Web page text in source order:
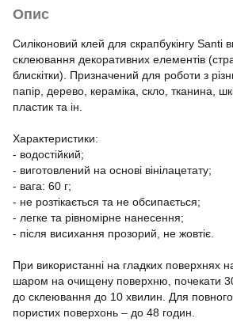
Опис
Силіконовий клей для скрапбукінгу Santi
склеювання декоративних елементів
блискітки). Призначений для роботи з
папір, дерево, кераміка, скло, тканина,
пластик та ін.
Характеристики:
- водостійкий;
- виготовлений на основі вінілацетату;
- вага: 60 г;
- не розтікається та не обсипається;
- легке та рівномірне нанесення;
- після висихання прозорий, не жовтіє.
При використанні на гладких поверхнях
шаром на очищену поверхню, почекати 30
до склеювання до 10 хвилин. Для
пористих поверхонь – до 48 годин.